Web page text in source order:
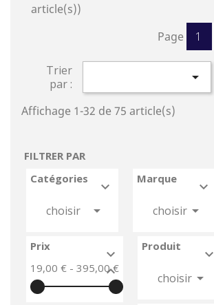
article(s))
Page
1
Trier
par :

Affichage 1-32 de 75 article(s)
FILTRER PAR
Catégories

choisir 
Marque

choisir
Prix


19,00 € - 395,00 €
Produit

choisir 